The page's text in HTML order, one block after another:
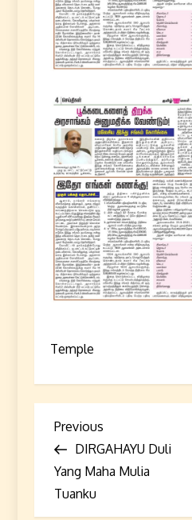
Temple
P
o
s
Previous
Post
Previous
DIRGAHAYU Duli
Yang Maha Mulia
Tuanku